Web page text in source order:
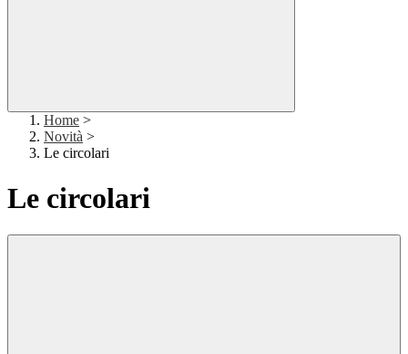
Home >
Novità >
Le circolari
Le circolari